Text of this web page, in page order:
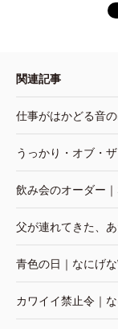
関連記事
仕事がはかどる音
うっかり・オブ・
飲み会のオーダー
父が連れてきた、
青色の日｜なにげ
カワイイ禁止令｜